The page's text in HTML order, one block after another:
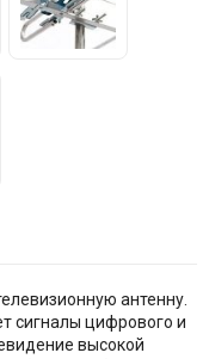
антенну.
сигналы цифрового и
высокой